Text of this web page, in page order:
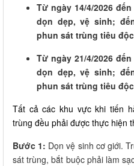
Từ ngày 14/4/2026
dọn dẹp, vệ sinh;
phun sát trùng tiêu
Từ ngày 21/4/2026
dọn dẹp, vệ sinh;
phun sát trùng tiêu
Tất cả các khu vực khi tiến
trùng đều phải được thực hiện
Bước 1: Dọn vệ sinh cơ giới.
sát trùng, bắt buộc phải làm